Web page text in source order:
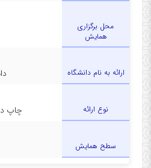
محل برگزاری
همایش
ارائه به نام دانشگاه
نوع ارائه چاپ
سطح همایش